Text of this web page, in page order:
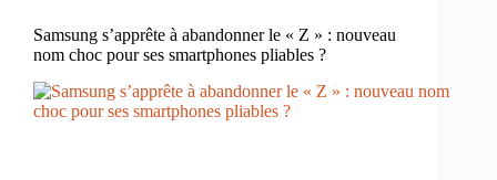
Samsung s’apprête à abandonner le « Z » : nouveau
nom choc pour ses smartphones pliables ?